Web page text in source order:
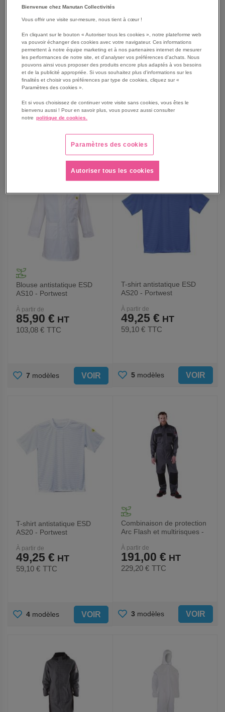
Lot de 25 Tablier Tychem®
2000 C
131,90 €
158,28 € TTC
VOIR
Blouse antistatique ESD
AS10 - Portwest
À partir de
85,90 €
AJOUTER
AUX
FAVORIS
6modèles
Blouse antistatique ESD
AS10 - Portwest
À partir de
85,90 €
103,08 € TTC
AJOUTER
7 modèles VOIR
T-shirt antistatique ESD
AS20 - Portwest
À partir de
49,25 €
59,10 € TTC
AJOUTER
5 modèles VOIR
T-shirt antistatique ESD
AS20 - Portwest
À partir de
49,25 €
59,10 € TTC
AJOUTER
4 modèles VOIR
Combinaison de protection
Arc Flash et multirisques -
À partir de
191,00 €
229,20 € TTC
AJOUTER
3 modèles VOIR
Bienvenue chez Manutan Collectivités
Vous offrir une visite sur-mesure, nous tient à cœur !
En cliquant sur le bouton « Autoriser tous les cookies », notre plateforme web
va pouvoir échanger des cookies avec votre navigateur. Ces informations
permettent à notre équipe marketing et à nos partenaires internet de mesurer
les performances de notre site, et d'analyser vos préférences d'achats. Nous
pouvons ainsi vous proposer des produits encore plus adaptés à vos besoins
et de la publicité appropriée. Si vous souhaitez plus d'informations sur les
finalités et choisir vos préférences par type de cookies, cliquez sur «
Paramètres des cookies ».
Et si vous choisissez de continuer votre visite sans cookies, vous êtes le
bienvenu aussi ! Pour en savoir plus, vous pouvez aussi consulter
notre politique de cookies.
Paramètres des cookies
Autoriser tous les cookies